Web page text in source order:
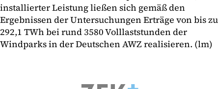
installierter Leistung ließen sich gemäß den
Ergebnissen der Untersuchungen Erträge von bis zu
292,1 TWh bei rund 3580 Volllaststunden der
Windparks in der Deutschen AWZ realisieren. (lm)